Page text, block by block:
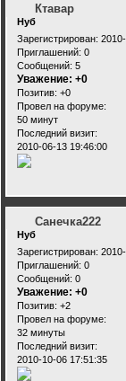
Ктавар
Нуб
Зарегистрирован:
Приглашений: 0
Сообщений: 5
Уважение: +0
Позитив: +0
Провел на форуме:
50 минут
Последний визит:
2010-06-13 19:46:00
Санечка222
Нуб
Зарегистрирован:
Приглашений: 0
Сообщений: 0
Уважение: +0
Позитив: +2
Провел на форуме:
32 минуты
Последний визит:
2010-10-06 17:51:35